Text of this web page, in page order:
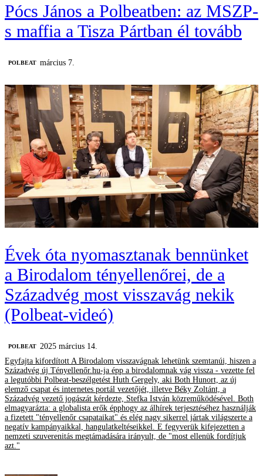
Pócs János a Polbeatben: az MSZP-
s maffia a Tisza Pártban él tovább
‎POLBEAT március 7.
Évek óta nyomasztanak bennünket
a Birodalom tényellenőrei, de a
Századvég most visszavág nekik
(Polbeat-videó)
‎POLBEAT 2025 március 14.
Egyfajta kifordított A Birodalom visszavágnak lehetünk szemtanúi, hiszen a
Századvég új Tényellenőr.hu-ja épp a birodalomnak vág vissza - vezette fel
a legutóbbi Polbeat-beszélgetést Huth Gergely, aki Both Hunort, az új
elemző csapat és internetes portál vezetőjét, illetve Béky Zoltánt, a
Századvég vezető jogászát kérdezte, Stefka István közreműködésével. Both
elmagyarázta: a globalista erők épphogy az álhírek terjesztéséhez használják
a fizetett "tényellenőr csapataikat" és elég nagy sikerrel jártak világszerte a
negatív kampányaikkal, hangulatkeltéseikkel. E fegyverük kifejezetten a
nemzeti szuverenitás megtámadására irányult, de "most ellenük fordítjuk
azt."